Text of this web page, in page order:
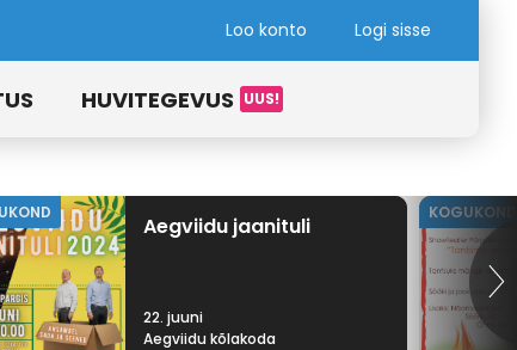
Loo konto Logi sisse
HUVITEGEVUS
Aegviidu jaanituli
22. juuni
Aegviidu kõlakoda
KOGUKOND